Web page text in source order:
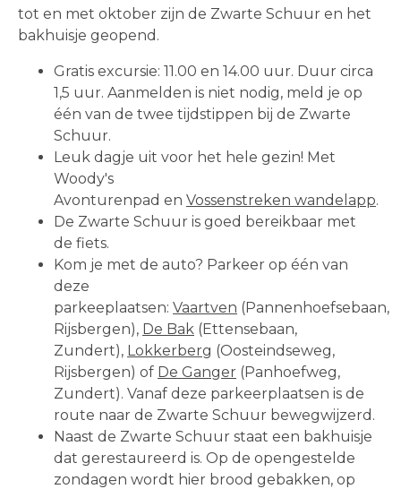
tot en met oktober zijn de Zwarte Schuur en het
bakhuisje geopend.
Gratis excursie: 11.00 en 14.00 uur. Duur circa
1,5 uur. Aanmelden is niet nodig, meld je op
één van de twee tijdstippen bij de Zwarte
Schuur.
Leuk dagje uit voor het hele gezin! Met
Woody's
Avonturenpad en Vossenstreken wandelapp.
De Zwarte Schuur is goed bereikbaar met
de fiets.
Kom je met de auto? Parkeer op één van
deze
parkeeplaatsen: Vaartven (Pannenhoefsebaan,
Rijsbergen), De Bak (Ettensebaan,
Zundert), Lokkerberg (Oosteindseweg,
Rijsbergen) of De Ganger (Panhoefweg,
Zundert). Vanaf deze parkeerplaatsen is de
route naar de Zwarte Schuur bewegwijzerd.
Naast de Zwarte Schuur staat een bakhuisje
dat gerestaureerd is. Op de opengestelde
zondagen wordt hier brood gebakken, op